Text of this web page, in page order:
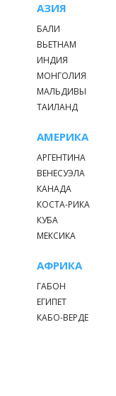
АЗИЯ
БАЛИ
ВЬЕТНАМ
ИНДИЯ
МОНГОЛИЯ
МАЛЬДИВЫ
ТАИЛАНД
АМЕРИКА
АРГЕНТИНА
ВЕНЕСУЭЛА
КАНАДА
КОСТА-РИКА
КУБА
МЕКСИКА
АФРИКА
ГАБОН
ЕГИПЕТ
КАБО-ВЕРДЕ